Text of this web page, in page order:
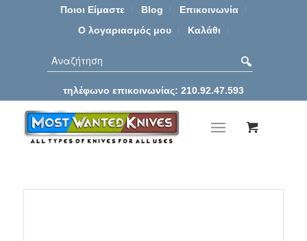
Ποιοι Είμαστε Blog
Επικοινωνία
Ο λογαριασμός μου
Καλάθι
τηλέφωνο επικοινωνίας: 210.92.47.593